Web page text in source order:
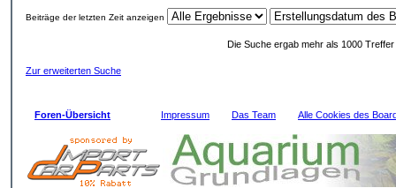
e
g
e
B
a
Beiträge der letzten Zeit anzeigen
Die Suche ergab mehr als 1000 Treffer
Zur erweiterten Suche
Foren-Übersicht Alle Cookies des
Das Team
Impressum